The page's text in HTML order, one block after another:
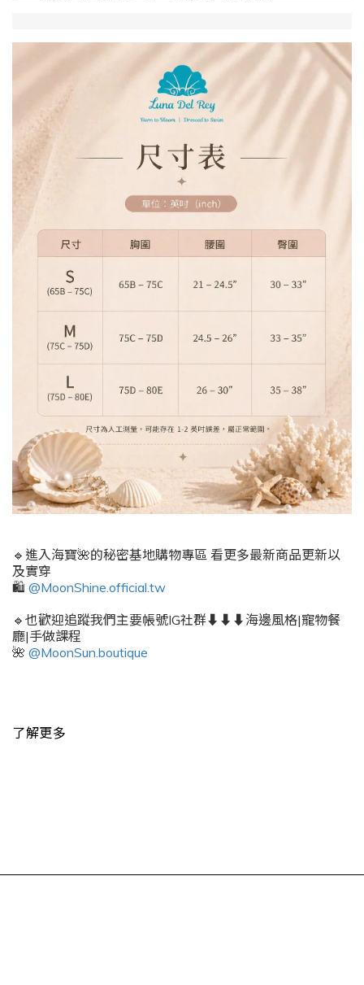
🔹進入海寶🌺的秘密基地購物專區 看更多最新商品更新以
及實穿
🛍️ @MoonShine.official.tw
🔹也歡迎追蹤我們主要帳號IG社群⬇️⬇️⬇️海邊風格|寵物餐
廳|手做課程
🌺 @MoonSun.boutique
了解更多